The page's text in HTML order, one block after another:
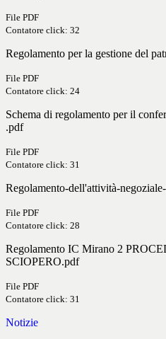
File PDF
Contatore click: 32
Regolamento per la gestione del
File PDF
Contatore click: 24
Schema di regolamento per il
.pdf
File PDF
Contatore click: 31
Regolamento-dell'attività-
File PDF
Contatore click: 28
Regolamento IC Mirano 2
SCIOPERO.pdf
File PDF
Contatore click: 31
Notizie